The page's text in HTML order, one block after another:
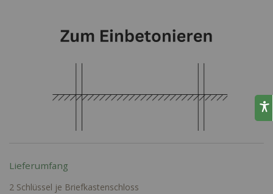
Lieferumfang
2 Schlüssel je Briefkastenschloss